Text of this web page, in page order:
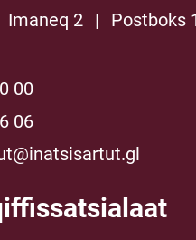
Imaneq 2 | Postboks
00
06